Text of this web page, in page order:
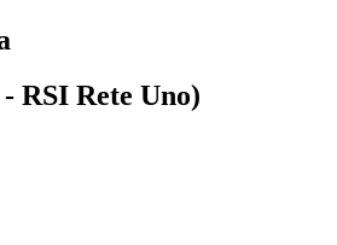
RSI Rete Uno)